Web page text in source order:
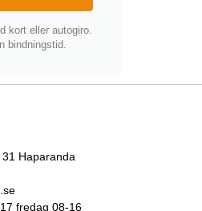
kort eller autogiro.
bindningstid.
Haparanda
fredag 08-16